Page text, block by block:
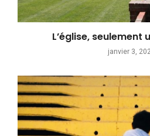
L’église, seulement
janvier 3,